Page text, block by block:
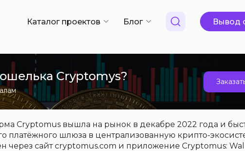
Каталог проектов Блог Вывод
Cryptomys?
Cryptomus вышла на рынок в декабре 2022 года и
платёжного шлюза в централизованную крипто-
через сайт cryptomus.com и приложение Cryptomus: